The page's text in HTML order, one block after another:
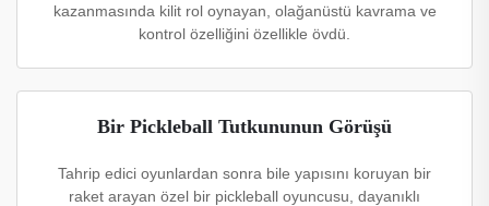
kazanmasında kilit rol oynayan, olağanüstü kavrama ve
kontrol özelliğini özellikle övdü.
Bir Pickleball Tutkununun Görüşü
Tahrip edici oyunlardan sonra bile yapısını koruyan bir
raket arayan özel bir pickleball oyuncusu, dayanıklı